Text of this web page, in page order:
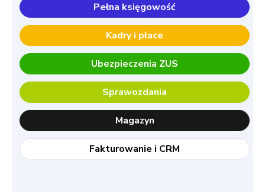
Pełna księgowość
Kadry i płace
Ubezpieczenia ZUS
Sprawozdania
Magazyn
Fakturowanie i CRM